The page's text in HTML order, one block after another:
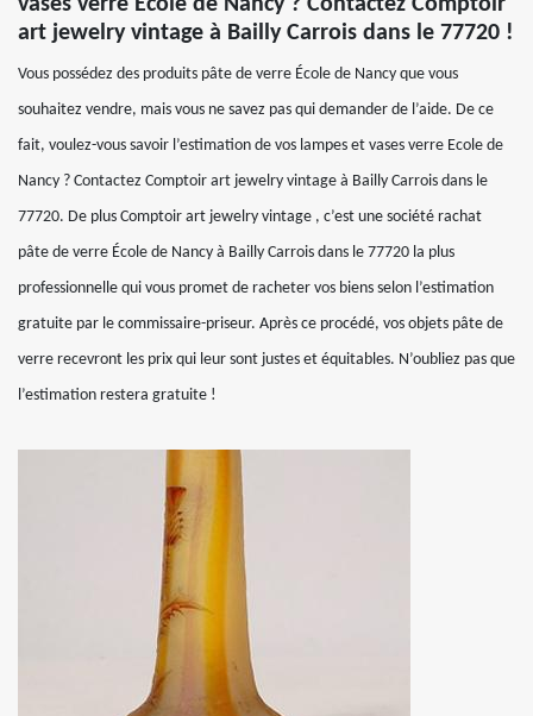
vases verre Ecole de Nancy ? Contactez Comptoir
art jewelry vintage à Bailly Carrois dans le 77720 !
Vous possédez des produits pâte de verre École de Nancy que vous
souhaitez vendre, mais vous ne savez pas qui demander de l’aide. De ce
fait, voulez-vous savoir l’estimation de vos lampes et vases verre Ecole de
Nancy ? Contactez Comptoir art jewelry vintage à Bailly Carrois dans le
77720. De plus Comptoir art jewelry vintage , c’est une société rachat
pâte de verre École de Nancy à Bailly Carrois dans le 77720 la plus
professionnelle qui vous promet de racheter vos biens selon l’estimation
gratuite par le commissaire-priseur. Après ce procédé, vos objets pâte de
verre recevront les prix qui leur sont justes et équitables. N’oubliez pas que
l’estimation restera gratuite !